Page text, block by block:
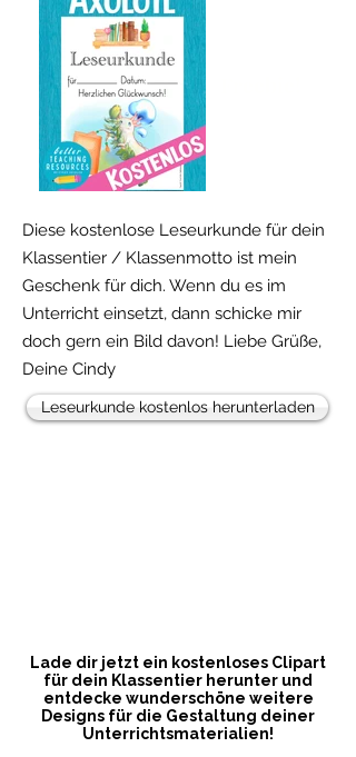
Diese kostenlose Leseurkunde für dein
Klassentier / Klassenmotto ist mein
Geschenk für dich. Wenn du es im
Unterricht einsetzt, dann schicke mir
doch gern ein Bild davon! Liebe Grüße,
Deine Cindy
Leseurkunde kostenlos herunterladen
Lade dir jetzt ein kostenloses Clipart
für dein Klassentier herunter und
entdecke wunderschöne weitere
Designs für die Gestaltung deiner
Unterrichtsmaterialien!